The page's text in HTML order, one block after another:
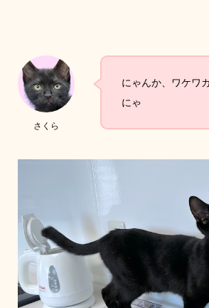
さくら
にゃんか、ワケワ
にゃ